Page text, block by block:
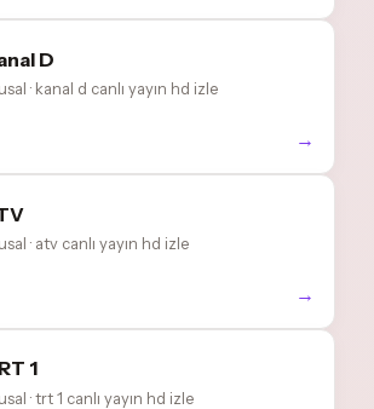
D
· kanal d canlı yayın hd izle
→
· atv canlı yayın hd izle
→
1
· trt 1 canlı yayın hd izle